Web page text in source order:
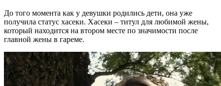
До того момента как у девушки родились дети, она уже
получила статус хасеки. Хасеки – титул для любимой жены,
который находится на втором месте по значимости после
главной жены в гареме.